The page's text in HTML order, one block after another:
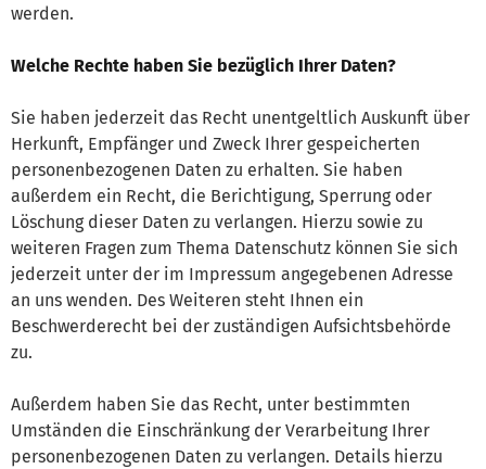
werden.
Welche Rechte haben Sie bezüglich Ihrer Daten?
Sie haben jederzeit das Recht unentgeltlich Auskunft über
Herkunft, Empfänger und Zweck Ihrer gespeicherten
personenbezogenen Daten zu erhalten. Sie haben
außerdem ein Recht, die Berichtigung, Sperrung oder
Löschung dieser Daten zu verlangen. Hierzu sowie zu
weiteren Fragen zum Thema Datenschutz können Sie sich
jederzeit unter der im Impressum angegebenen Adresse
an uns wenden. Des Weiteren steht Ihnen ein
Beschwerderecht bei der zuständigen Aufsichtsbehörde
zu.
Außerdem haben Sie das Recht, unter bestimmten
Umständen die Einschränkung der Verarbeitung Ihrer
personenbezogenen Daten zu verlangen. Details hierzu